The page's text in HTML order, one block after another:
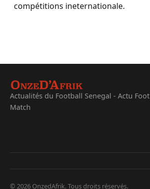
compétitions ineternationale.
Actualités du Football Senegal - Actu Foot
Match
© 2026 OnzedAfrik. Tous droits réservés.